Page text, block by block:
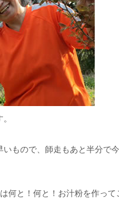
もので、師走もあと半分で
何と！何と！お汁粉を作って